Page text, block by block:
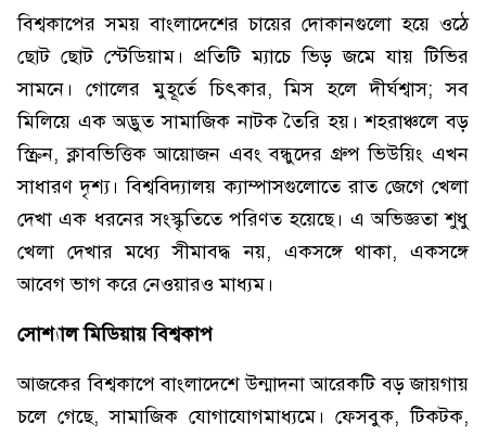
বিশ্বকাপের সময় বাংলাদেশের চায়ের দোকানগুলো হয়ে ওঠে
ছোট ছোট স্টেডিয়াম। প্রতিটি ম্যাচে ভিড় জমে যায় টিভির
সামনে। গোলের মুহূর্তে চিৎকার, মিস হলে দীর্ঘশ্বাস; সব
মিলিয়ে এক অদ্ভুত সামাজিক নাটক তৈরি হয়। শহরাঞ্চলে বড়
স্ক্রিন, ক্লাবভিত্তিক আয়োজন এবং বন্ধুদের গ্রুপ ভিউয়িং এখন
সাধারণ দৃশ্য। বিশ্ববিদ্যালয় ক্যাম্পাসগুলোতে রাত জেগে খেলা
দেখা এক ধরনের সংস্কৃতিতে পরিণত হয়েছে। এ অভিজ্ঞতা শুধু
খেলা দেখার মধ্যে সীমাবদ্ধ নয়, একসঙ্গে থাকা, একসঙ্গে
আবেগ ভাগ করে নেওয়ারও মাধ্যম।
সোশ্যাল মিডিয়ায় বিশ্বকাপ
আজকের বিশ্বকাপে বাংলাদেশে উন্মাদনা আরেকটি বড় জায়গায়
চলে গেছে, সামাজিক যোগাযোগমাধ্যমে। ফেসবুক, টিকটক,